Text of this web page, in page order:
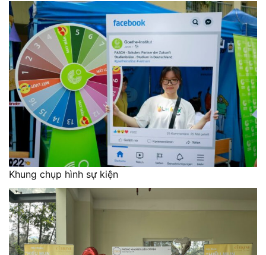
Khung chụp hình sự kiện